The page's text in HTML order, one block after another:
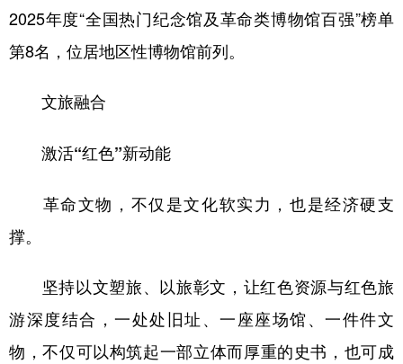
2025年度“全国热门纪念馆及革命类博物馆百强”榜单
第8名，位居地区性博物馆前列。
文旅融合
激活“红色”新动能
革命文物，不仅是文化软实力，也是经济硬支
撑。
坚持以文塑旅、以旅彰文，让红色资源与红色旅
游深度结合，一处处旧址、一座座场馆、一件件文
物，不仅可以构筑起一部立体而厚重的史书，也可成